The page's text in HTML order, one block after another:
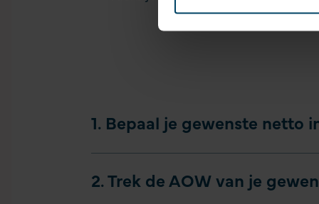
1. Bepaal je gewenste netto
2. Trek de AOW van je